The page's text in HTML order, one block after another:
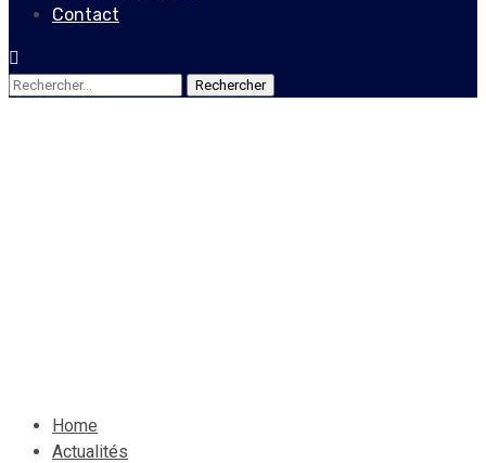
Contact
Rechercher :
Home
Actualités